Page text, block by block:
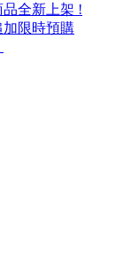
全新上架 !
限時預購